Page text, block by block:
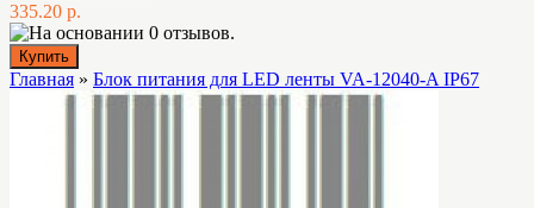
335.20 р.
Главная » Блок питания для LED ленты VA-12040-A IP67